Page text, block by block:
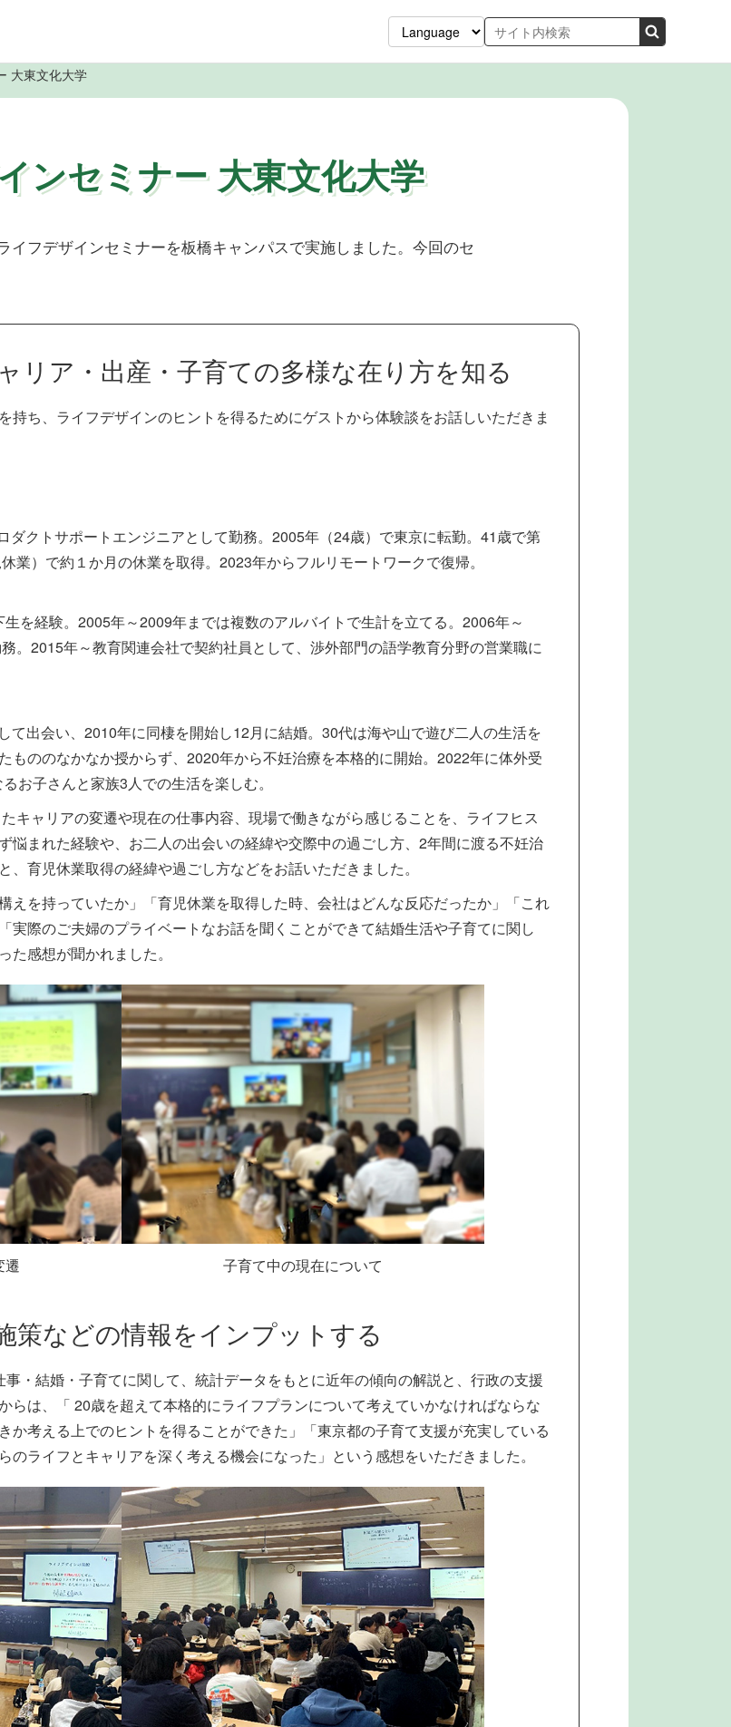
大東文化大学
ンセミナー 大東文化大学
イフデザインセミナーを板橋キャンパスで実施しました。今回のセ
リア・出産・子育ての多様な在り方を知る
持ち、ライフデザインのヒントを得るためにゲストから体験談をお話しいただきま
ダクトサポートエンジニアとして勤務。2005年（24歳）で東京に転勤。41歳で第
業）で約１か月の休業を取得。2023年からフルリモートワークで復帰。
を経験。2005年～2009年までは複数のアルバイトで生計を立てる。2006年～
。2015年～教育関連会社で契約社員として、渉外部門の語学教育分野の営業職に
出会い、2010年に同棲を開始し12月に結婚。30代は海や山で遊び二人の生活を
もののなかなか授からず、2020年から不妊治療を本格的に開始。2022年に体外受
お子さんと家族3人での生活を楽しむ。
キャリアの変遷や現在の仕事内容、現場で働きながら感じることを、ライフヒス
悩まれた経験や、お二人の出会いの経緯や交際中の過ごし方、2年間に渡る不妊治
育児休業取得の経緯や過ごし方などをお話いただきました。
えを持っていたか」「育児休業を取得した時、会社はどんな反応だったか」「これ
実際のご夫婦のプライベートなお話を聞くことができて結婚生活や子育てに関し
感想が聞かれました。
遷 子育て中の現在について
策などの情報をインプットする
・結婚・子育てに関して、統計データをもとに近年の傾向の解説と、行政の支援
らは、「 20歳を超えて本格的にライフプランについて考えていかなければならな
か考える上でのヒントを得ることができた」「東京都の子育て支援が充実している
ライフとキャリアを深く考える機会になった」という感想をいただきました。